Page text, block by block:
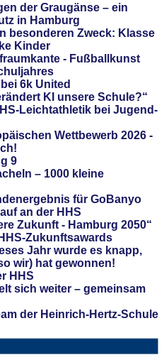
der Graugänse – ein
in Hamburg
besonderen Zweck: Klasse
Kinder
- Fußballkunst
6k United
KI unsere Schule?“
Leichtathletik bei Jugend-
Wettbewerb 2026 -
9
– 1000 kleine
für GoBanyo
an der HHS
Zukunft - Hamburg 2050“
Zukunftsawards
Jahr wurde es knapp,
wir) hat gewonnen!
HHS
sich weiter – gemeinsam
der Heinrich-Hertz-Schule